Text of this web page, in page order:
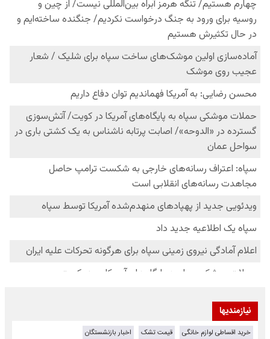
نیازمندیها
خرید اقساطی لوازم خانگی قیمت تشک
اخبار بازنشستگان